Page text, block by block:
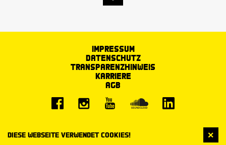
Diese Webseite verwendet Cookies!
Impressum
Datenschutz
Transparenzhinweis
Karriere
AGB